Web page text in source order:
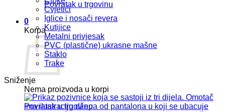
Povratak u trgovinu
0
Korpa
Nema proizvoda u korpi
Povratak u trgovinu
Cvjetići
Iglice i nosači revera
Kutijice
Metalni privjesak
PVC (plastične) ukrasne mašne
Staklo
Trake
Sniženje